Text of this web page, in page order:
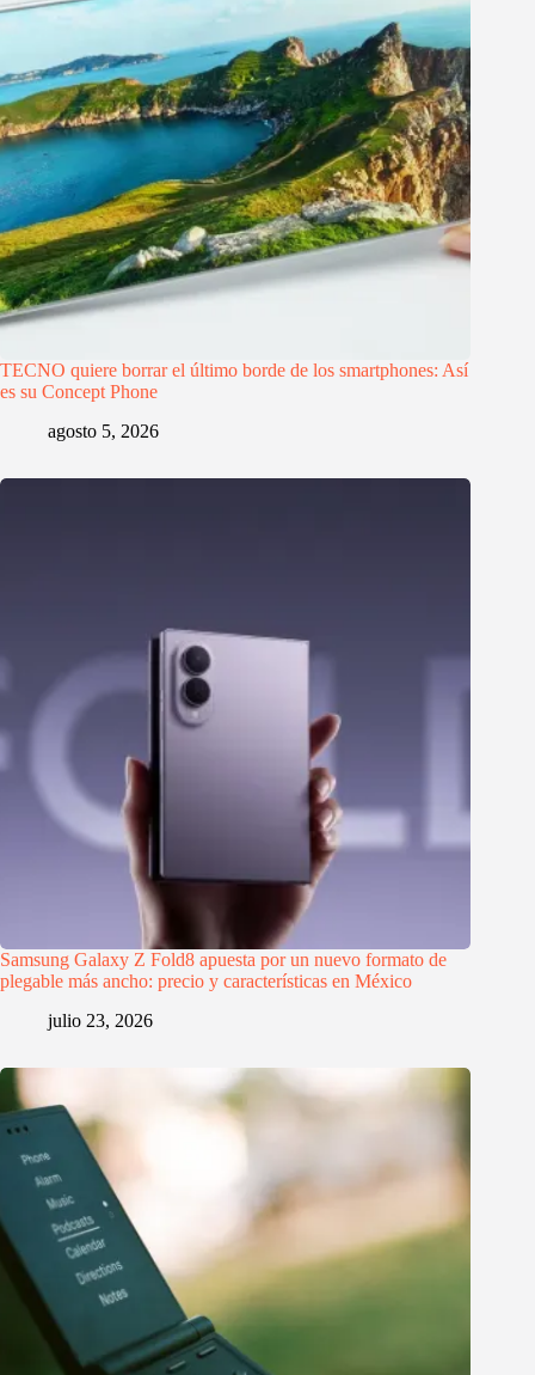
TECNO quiere borrar el último borde de los smartphones: Así
es su Concept Phone
agosto 5, 2026
Samsung Galaxy Z Fold8 apuesta por un nuevo formato de
plegable más ancho: precio y características en México
julio 23, 2026